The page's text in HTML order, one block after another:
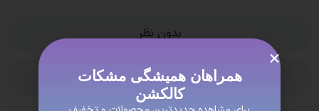
بدون نظر
ویژگی ها
همراهان همیشگی مشکات
کالکشن